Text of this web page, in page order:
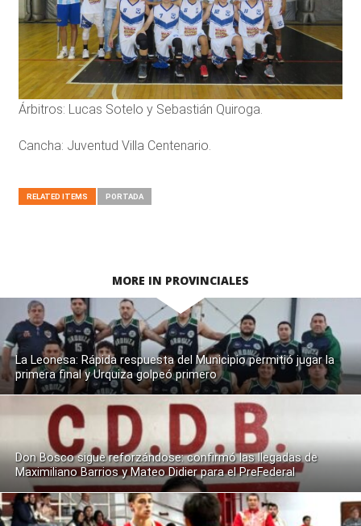
Árbitros: Lucas Sotelo y Sebastián Quiroga.
Cancha: Juventud Villa Centenario.
RELATED ITEMS PORTADA
MORE IN PROVINCIALES
La Leonesa: Rápida respuesta del Municipio permitió jugar la
primera final y Urquiza golpeó primero
Don Bosco sigue reforzándose: confirmó las llegadas de
Maximiliano Barrios y Mateo Didier para el PreFederal